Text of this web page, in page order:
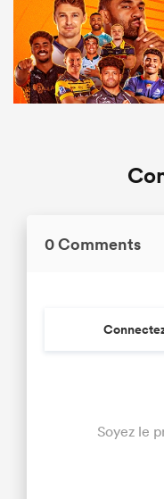
0 Comments
Soyez le